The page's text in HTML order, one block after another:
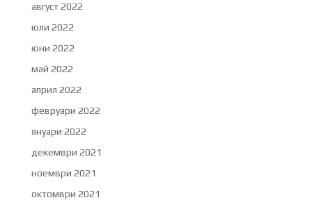
август 2022
юли 2022
юни 2022
май 2022
април 2022
февруари 2022
януари 2022
декември 2021
ноември 2021
октомври 2021